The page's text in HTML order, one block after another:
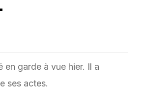
garde à vue hier. Il a
ses actes.